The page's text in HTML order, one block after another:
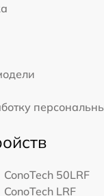
ConoTech 50LRF
ConoTech LRF